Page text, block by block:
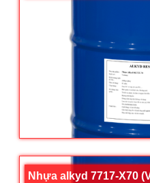
Nhựa alkyd 7717-X70